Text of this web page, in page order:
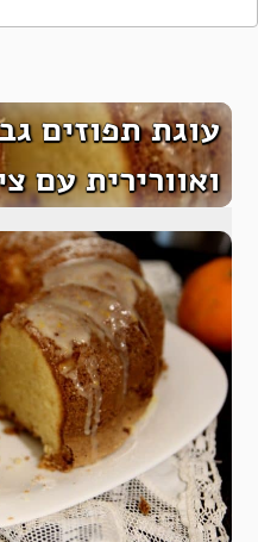
עוגת תפוזים
ואוורירית עם